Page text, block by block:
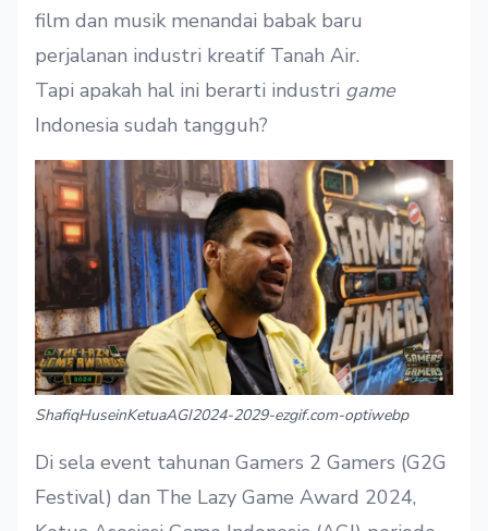
film dan musik menandai babak baru
perjalanan industri kreatif Tanah Air.
Tapi apakah hal ini berarti industri game
Indonesia sudah tangguh?
ShafiqHuseinKetuaAGI2024-2029-ezgif.com-optiwebp
Di sela event tahunan Gamers 2 Gamers (G2G
Festival) dan The Lazy Game Award 2024,